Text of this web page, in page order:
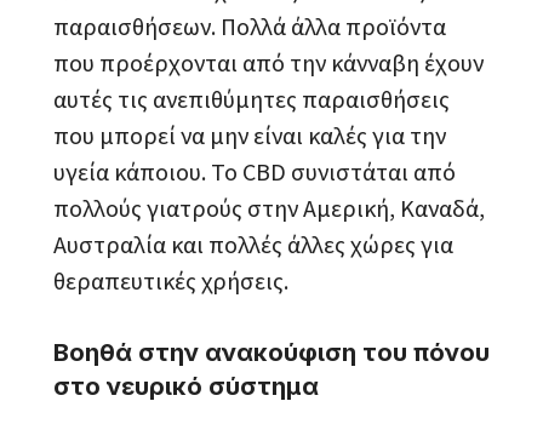
παραισθήσεων. Πολλά άλλα προϊόντα
που προέρχονται από την κάνναβη έχουν
αυτές τις ανεπιθύμητες παραισθήσεις
που μπορεί να μην είναι καλές για την
υγεία κάποιου. Το CBD συνιστάται από
πολλούς γιατρούς στην Αμερική, Καναδά,
Αυστραλία και πολλές άλλες χώρες για
θεραπευτικές χρήσεις.
Βοηθά στην ανακούφιση του πόνου
στο νευρικό σύστημα